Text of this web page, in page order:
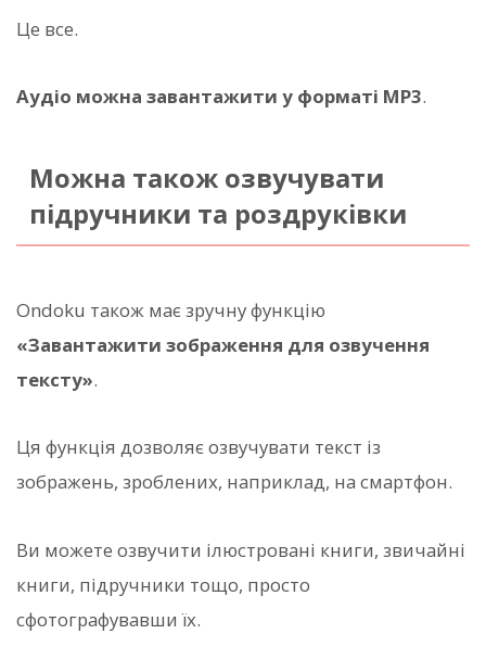
Це все.
Аудіо можна завантажити у форматі MP3.
Можна також озвучувати
підручники та роздруківки
Ondoku також має зручну функцію
«Завантажити зображення для озвучення
тексту».
Ця функція дозволяє озвучувати текст із
зображень, зроблених, наприклад, на смартфон.
Ви можете озвучити ілюстровані книги, звичайні
книги, підручники тощо, просто
сфотографувавши їх.